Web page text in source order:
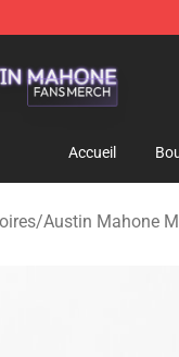
Accueil
/Austin Mahone